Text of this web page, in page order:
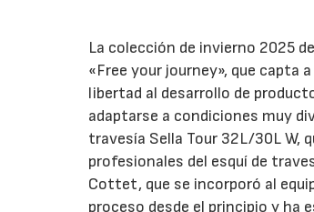
La colección de invierno 2025
«Free your journey», que capta
libertad al desarrollo de
adaptarse a condiciones muy
travesía Sella Tour 32L/30L W,
profesionales del esquí de
Cottet, que se incorporó al
proceso desde el principio y ha